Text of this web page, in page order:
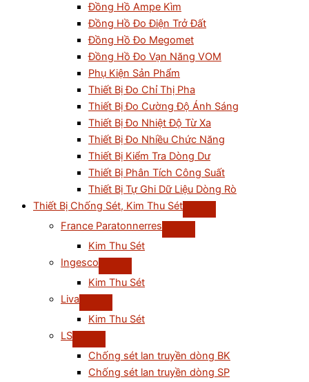
Đồng Hồ Ampe Kìm
Đồng Hồ Đo Điện Trở Đất
Đồng Hồ Đo Megomet
Đồng Hồ Đo Vạn Năng VOM
Phụ Kiện Sản Phẩm
Thiết Bị Đo Chỉ Thị Pha
Thiết Bị Đo Cường Độ Ánh Sáng
Thiết Bị Đo Nhiệt Độ Từ Xa
Thiết Bị Đo Nhiều Chức Năng
Thiết Bị Kiểm Tra Dòng Dư
Thiết Bị Phân Tích Công Suất
Thiết Bị Tự Ghi Dữ Liệu Dòng Rò
Thiết Bị Chống Sét, Kim Thu Sét
France Paratonnerres
Kim Thu Sét
Ingesco
Kim Thu Sét
Liva
Kim Thu Sét
LS
Chống sét lan truyền dòng BK
Chống sét lan truyền dòng SP